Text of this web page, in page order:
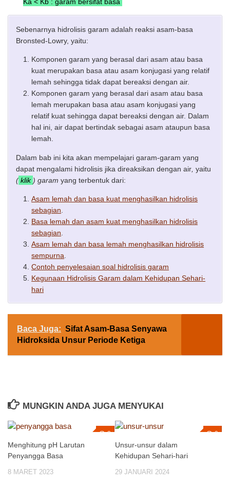
Ka < Kb : garam bersifat basa
Sebenarnya hidrolisis garam adalah reaksi asam-basa
Bronsted-Lowry, yaitu:
Komponen garam yang berasal dari asam atau basa
kuat merupakan basa atau asam konjugasi yang relatif
lemah sehingga tidak dapat bereaksi dengan air.
Komponen garam yang berasal dari asam atau basa
lemah merupakan basa atau asam konjugasi yang
relatif kuat sehingga dapat bereaksi dengan air. Dalam
hal ini, air dapat bertindak sebagai asam ataupun basa
lemah.
Dalam bab ini kita akan mempelajari garam-garam yang
dapat mengalami hidrolisis jika direaksikan dengan air yaitu
( klik ) garam yang terbentuk dari:
Asam lemah dan basa kuat menghasilkan hidrolisis
sebagian
Basa lemah dan asam kuat menghasilkan hidrolisis
sebagian
Asam lemah dan basa lemah menghasilkan hidrolisis
sempurna
Contoh penyelesaian soal hidrolisis garam
Kegunaan Hidrolisis Garam dalam Kehidupan Sehari-
hari
Baca Juga: Sifat Asam-Basa Senyawa
Hidroksida Unsur Periode Ketiga
MUNGKIN ANDA JUGA MENYUKAI
2
Menghitung pH Larutan
Penyangga Basa
8 MARET 2023
0
Unsur-unsur dalam
Kehidupan Sehari-hari
29 JANUARI 2024